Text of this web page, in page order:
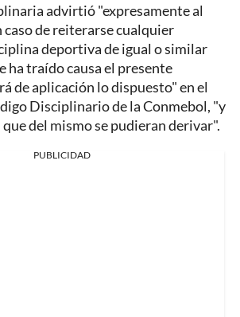
advirtió "expresamente al
caso de reiterarse cualquier
deportiva de igual o similar
ha traído causa el presente
de aplicación lo dispuesto" en el
Disciplinario de la Conmebol, "y
que del mismo se pudieran derivar".
PUBLICIDAD